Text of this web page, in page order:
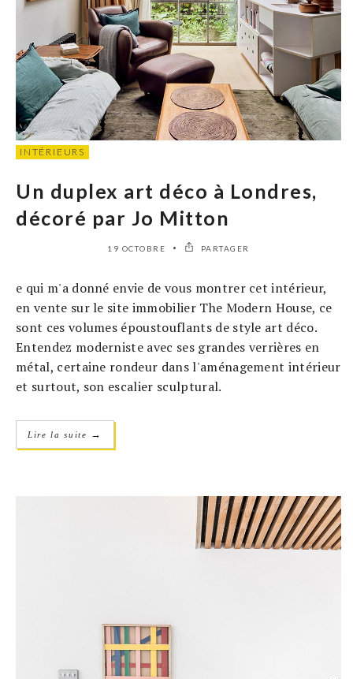
INTÉRIEURS
Un duplex art déco à Londres,
décoré par Jo Mitton
19 OCTOBRE PARTAGER
e qui m'a donné envie de vous montrer cet intérieur,
en vente sur le site immobilier The Modern House, ce
sont ces volumes époustouflants de style art déco.
Entendez moderniste avec ses grandes verrières en
métal, certaine rondeur dans l'aménagement intérieur
et surtout, son escalier sculptural.
Lire la suite →